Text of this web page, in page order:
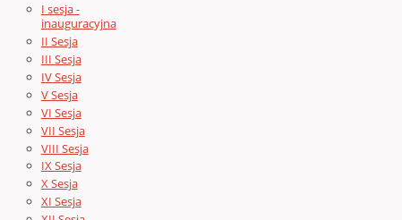
I sesja -
inauguracyjna
II Sesja
III Sesja
IV Sesja
V Sesja
VI Sesja
VII Sesja
VIII Sesja
IX Sesja
X Sesja
XI Sesja